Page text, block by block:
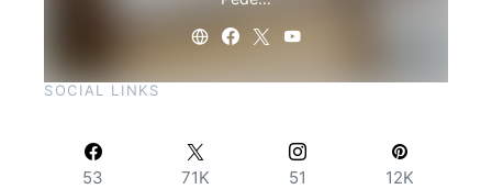
SOCIAL LINKS
53 71K 51 12K